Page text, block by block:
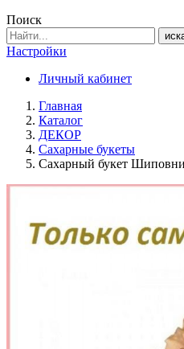
Поиск
Настройки
Личный кабинет
Главная
Каталог
ДЕКОР
Сахарные букеты
Сахарный букет